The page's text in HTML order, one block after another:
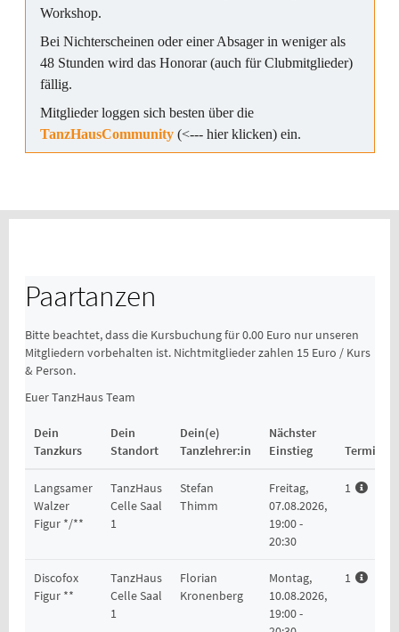
Workshop.
Bei Nichterscheinen oder einer Absager in weniger als
48 Stunden wird das Honorar (auch für Clubmitglieder)
fällig.
Mitglieder loggen sich besten über die
TanzHausCommunity(<--- hier klicken) ein.